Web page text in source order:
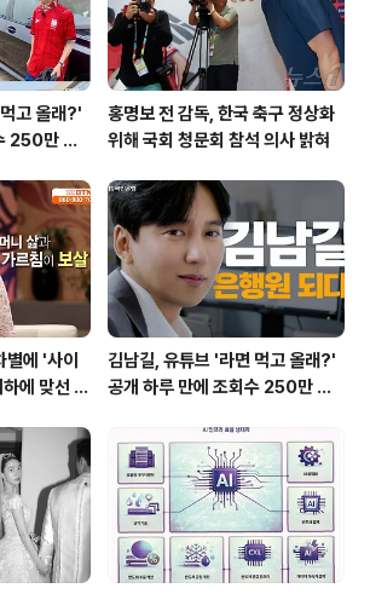
고 올래?'
250만 돌
홍명보 전 감독, 한국 축구 정상화
위해 국회 청문회 참석 의사 밝혀
에 '사이
에 맞선 통
김남길, 유튜브 '라면 먹고 올래?'
공개 하루 만에 조회수 250만 돌